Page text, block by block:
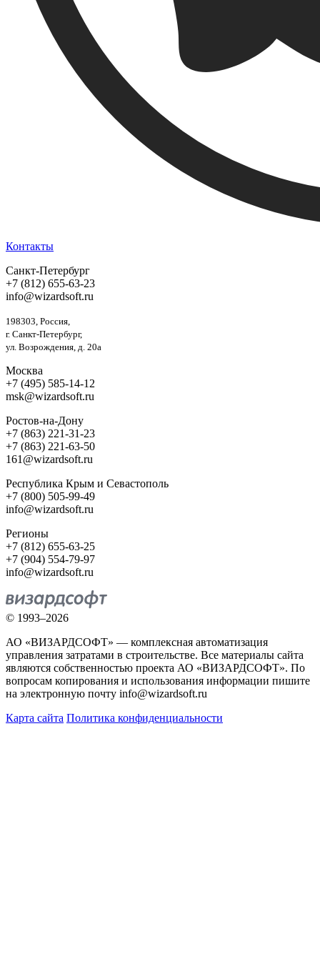
Контакты
Санкт-Петербург
+7 (812) 655-63-23
info@wizardsoft.ru
198303, Россия,
г. Санкт-Петербург,
ул. Возрождения, д. 20а
Москва
+7 (495) 585-14-12
msk@wizardsoft.ru
Ростов-на-Дону
+7 (863) 221-31-23
+7 (863) 221-63-50
161@wizardsoft.ru
Республика Крым и Севастополь
+7 (800) 505-99-49
info@wizardsoft.ru
Регионы
+7 (812) 655-63-25
+7 (904) 554-79-97
info@wizardsoft.ru
© 1993–2026
АО «ВИЗАРДСОФТ» — комплексная автоматизация
управления затратами в строительстве. Все материалы сайта
являются собственностью проекта АО «ВИЗАРДСОФТ». По
вопросам копирования и использования информации пишите
на электронную почту info@wizardsoft.ru
Карта сайта Политика конфиденциальности